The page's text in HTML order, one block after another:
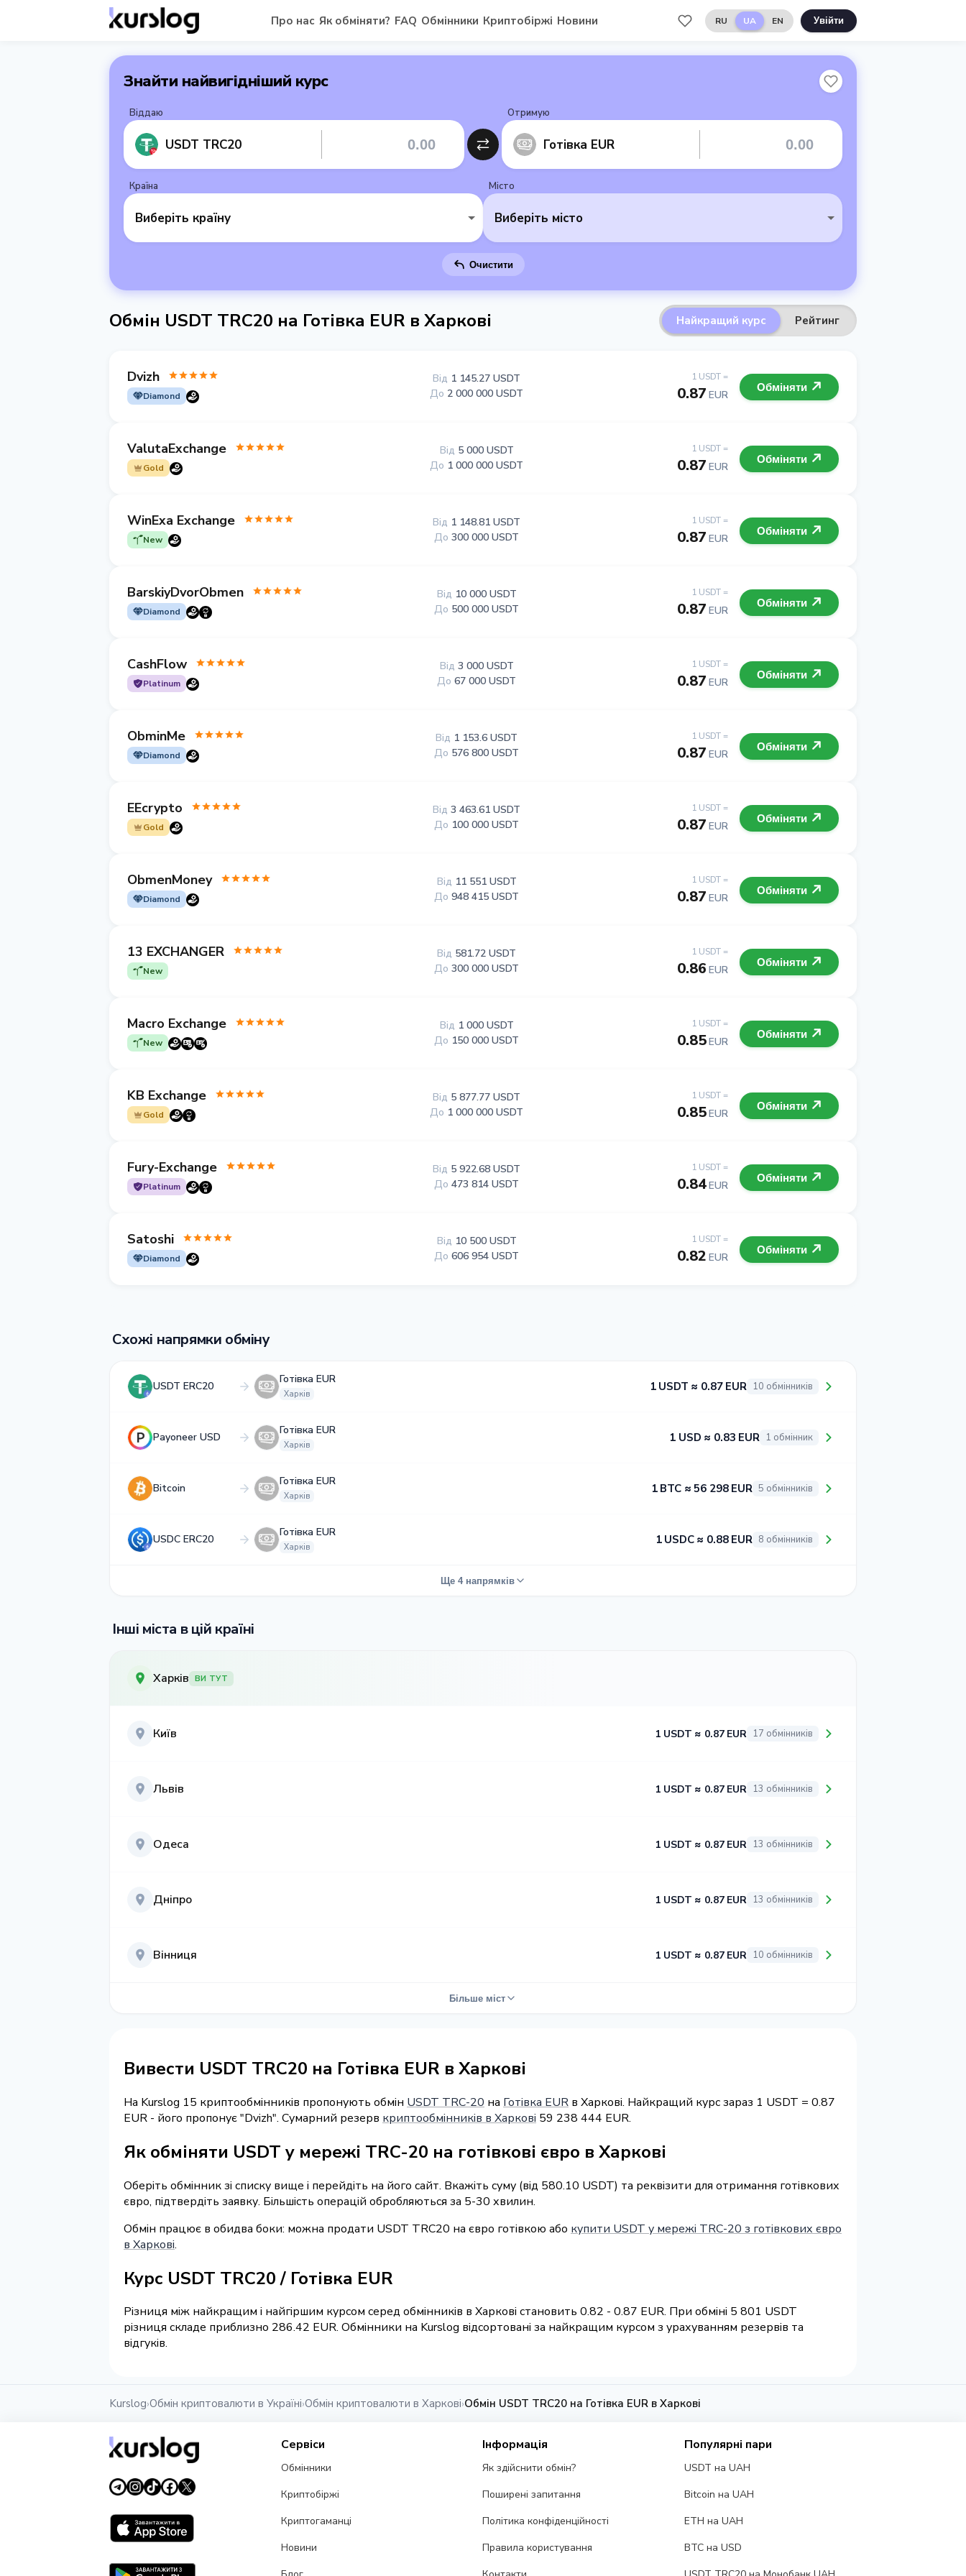
Про нас Як обміняти? FAQ Обмінники Криптобіржі Новини RU UA EN Увійти
Знайти найвигідніший курс
Віддаю
USDT TRC20
Отримую
Готівка EUR
Країна
Виберіть країну
Місто
Виберіть місто
Очистити
Обмін USDT TRC20 на Готівка EUR в Харкові Найкращий курс Рейтинг
Dvizh
Diamond
1 USDT =
0.87 EUR
Від 1 145.27 USDT
До 2 000 000 USDT Обміняти
ValutaExchange
Gold
1 USDT =
0.87 EUR
Від 5 000 USDT
До 1 000 000 USDT Обміняти
WinExa Exchange
New
1 USDT =
0.87 EUR
Від 1 148.81 USDT
До 300 000 USDT Обміняти
BarskiyDvorObmen
Diamond
1 USDT =
0.87 EUR
Від 10 000 USDT
До 500 000 USDT Обміняти
CashFlow
Platinum
1 USDT =
0.87 EUR
Від 3 000 USDT
До 67 000 USDT Обміняти
ObminMe
Diamond
1 USDT =
0.87 EUR
Від 1 153.6 USDT
До 576 800 USDT Обміняти
EEcrypto
Gold
1 USDT =
0.87 EUR
Від 3 463.61 USDT
До 100 000 USDT Обміняти
ObmenMoney
Diamond
1 USDT =
0.87 EUR
Від 11 551 USDT
До 948 415 USDT Обміняти
13 EXCHANGER
New
1 USDT =
0.86 EUR
Від 581.72 USDT
До 300 000 USDT Обміняти
Macro Exchange
New
1 USDT =
0.85EUR
Від 1 000 USDT
До 150 000 USDT Обміняти
KB Exchange
Gold
1 USDT =
0.85EUR
Від 5 877.77 USDT
До 1 000 000 USDT Обміняти
Fury-Exchange
Platinum
1 USDT =
0.84EUR
Від 5 922.68 USDT
До 473 814 USDT Обміняти
Satoshi
Diamond
1 USDT =
0.82 EUR
Від 10 500 USDT
До 606 954 USDT Обміняти
Схожі напрямки обміну
USDT ERC20
Готівка EUR
Харків
1 USDT ≈ 0.87 EUR 10 обмінників
Payoneer USD
Готівка EUR
Харків
1 USD ≈ 0.83 EUR 1 обмінник
Bitcoin
Готівка EUR
Харків
1 BTC ≈ 56 298 EUR 5 обмінників
USDC ERC20
Готівка EUR
Харків
1 USDC ≈ 0.88 EUR 8 обмінників
Ще 4 напрямків
Інші міста в цій країні
Харків ВИ ТУТ
Київ 1 USDT ≈ 0.87 EUR 17 обмінників
Львів 1 USDT ≈ 0.87 EUR 13 обмінників
Одеса 1 USDT ≈ 0.87 EUR 13 обмінників
Дніпро 1 USDT ≈ 0.87 EUR 13 обмінників
Вінниця 1 USDT ≈ 0.87 EUR 10 обмінників
Більше міст
Вивести USDT TRC20 на Готівка EUR в Харкові
На Kurslog 15 криптообмінників пропонують обмін USDT TRC-20 на Готівка EUR в Харкові. Найкращий курс зараз 1 USDT = 0.87
EUR - його пропонує "Dvizh". Сумарний резерв криптообмінників в Харкові 59 238 444 EUR.
Як обміняти USDT у мережі TRC-20 на готівкові євро в Харкові
Оберіть обмінник зі списку вище і перейдіть на його сайт. Вкажіть суму (від 580.10 USDT) та реквізити для отримання готівкових
євро, підтвердіть заявку. Більшість операцій обробляються за 5-30 хвилин.
Обмін працює в обидва боки: можна продати USDT TRC20 на євро готівкою або купити USDT у мережі TRC-20 з готівкових євро
в Харкові.
Курс USDT TRC20 / Готівка EUR
Різниця між найкращим і найгіршим курсом серед обмінників в Харкові становить 0.82 - 0.87 EUR. При обміні 5 801 USDT
різниця складе приблизно 286.42 EUR. Обмінники на Kurslog відсортовані за найкращим курсом з урахуванням резервів та
відгуків.
Kurslog›Обмін криптовалюти в Україні›Обмін криптовалюти в Харкові›Обмін USDT TRC20 на Готівка EUR в Харкові
Сервіси
Обмінники
Криптобіржі
Криптогаманці
Новини
Інформація
Як здійснити обмін?
Поширені запитання
Політика конфіденційності
Правила користування
Популярні пари
USDT на UAH
Bitcoin на UAH
ETH на UAH
BTC на USD